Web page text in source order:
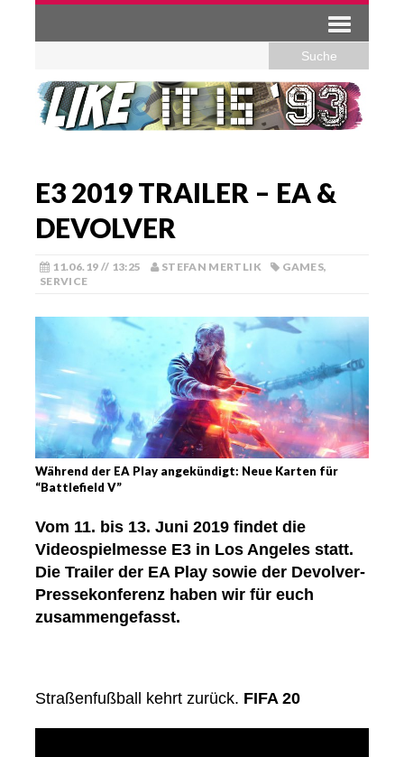
E3 2019 TRAILER – EA &
DEVOLVER
11.06.19 // 13:25 STEFAN MERTLIK GAMES,
SERVICE
Während der EA Play angekündigt: Neue Karten für
“Battlefield V”
Vom 11. bis 13. Juni 2019 findet die
Videospielmesse E3 in Los Angeles statt.
Die Trailer der EA Play sowie der Devolver-
Pressekonferenz haben wir für euch
zusammengefasst.
Straßenfußball kehrt zurück. FIFA 20